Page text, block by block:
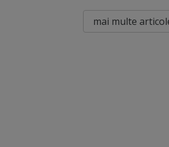
mai multe